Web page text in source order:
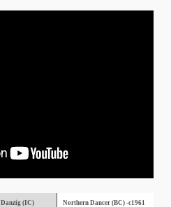
Danzig (IC)
Northern Dancer (BC) -c1961